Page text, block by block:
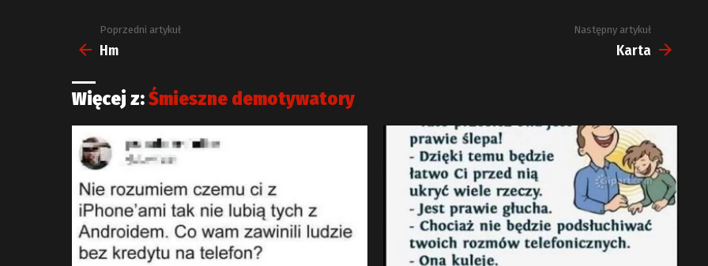
Zobacz
więcej
Poprzedni artykuł
Hm
Następny artykuł
Karta
Więcej z:Śmieszne demotywatory